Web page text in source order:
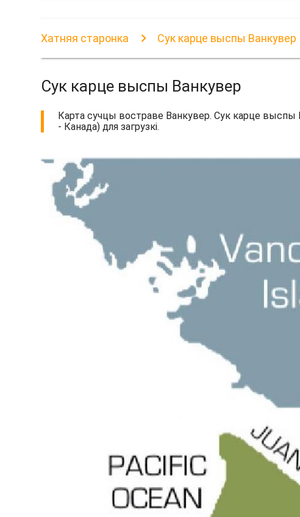
Хатняя старонка Сук карце выспы Ванкувер
Сук карце выспы Ванкувер
Карта сучцы востраве Ванкувер. Сук карце выспы
- Канада) для загрузкі.